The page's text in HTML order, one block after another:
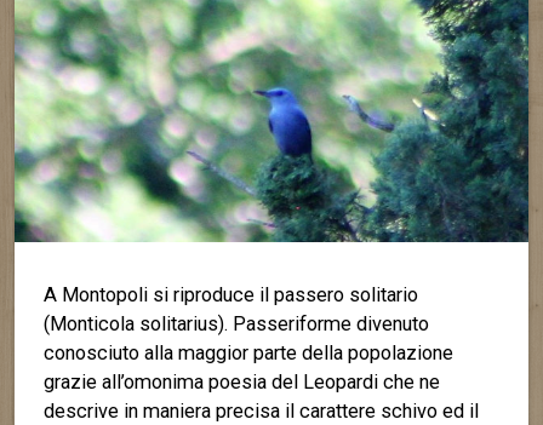
A Montopoli si riproduce il passero solitario
(Monticola solitarius). Passeriforme divenuto
conosciuto alla maggior parte della popolazione
grazie all’omonima poesia del Leopardi che ne
descrive in maniera precisa il carattere schivo ed il